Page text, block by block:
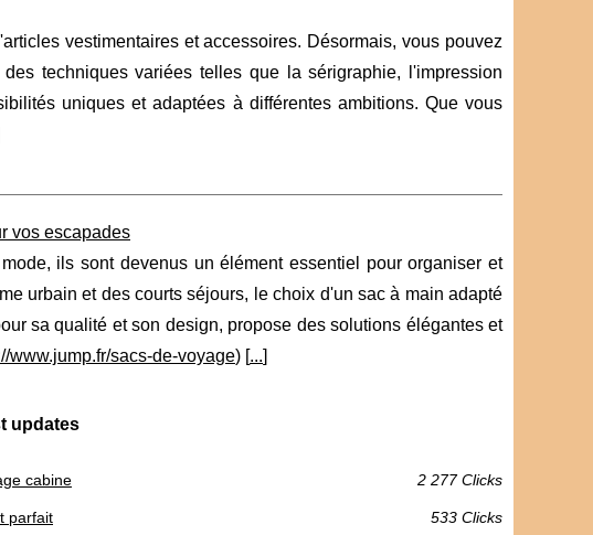
vestimentaires et accessoires. Désormais, vous pouvez
techniques variées telles que la sérigraphie, l'impression
uniques et adaptées à différentes ambitions. Que vous
vos escapades
ils sont devenus un élément essentiel pour organiser et
urbain et des courts séjours, le choix d'un sac à main adapté
sa qualité et son design, propose des solutions élégantes et
www.jump.fr/sacs-de-voyage) [...]
updates
cabine 2 277 Clicks
parfait 533 Clicks